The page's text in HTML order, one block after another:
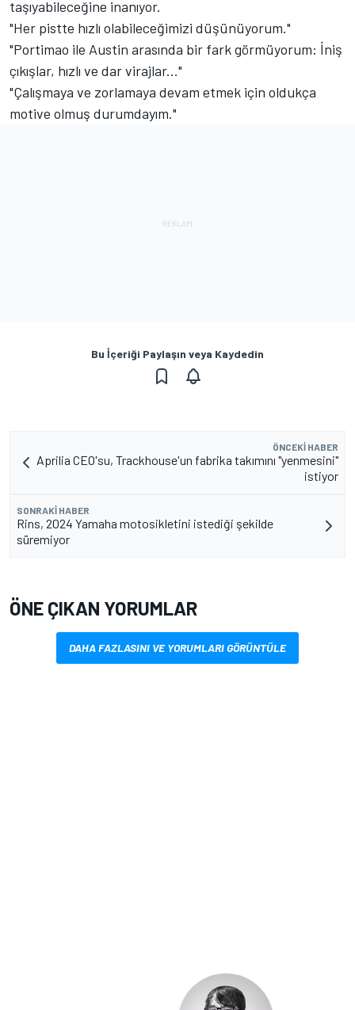
taşıyabileceğine inanıyor.
"Her pistte hızlı olabileceğimizi düşünüyorum."
"Portimao ile Austin arasında bir fark görmüyorum: İniş
çıkışlar, hızlı ve dar virajlar..."
"Çalışmaya ve zorlamaya devam etmek için oldukça
motive olmuş durumdayım."
Bu İçeriği Paylaşın veya Kaydedin
ÖNCEKI HABER
Aprilia CEO'su, Trackhouse'un fabrika takımını "yenmesini"
istiyor
SONRAKI HABER
Rins, 2024 Yamaha motosikletini istediği şekilde
süremiyor
ÖNE ÇIKAN YORUMLAR
DAHA FAZLASINI VE YORUMLARI GÖRÜNTÜLE